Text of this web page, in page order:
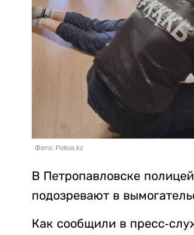
Фото: Polisia.kz
В Петропавловске
подозревают в
Как сообщили в пресс-